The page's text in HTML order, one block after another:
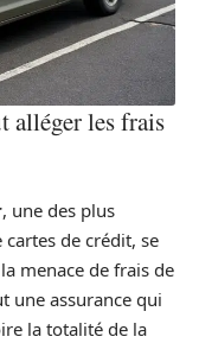
alléger les frais
, une des plus
de crédit, se
menace de frais de
une assurance qui
la totalité de la